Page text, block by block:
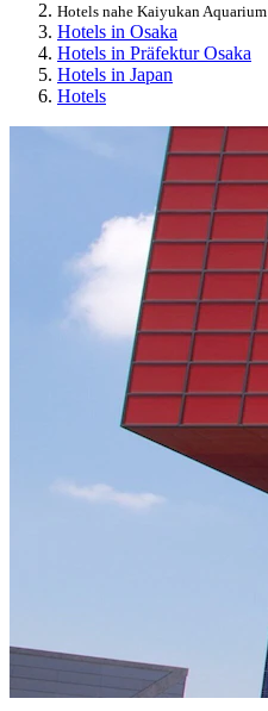
Hotels nahe Kaiyukan Aquarium
Hotels in Osaka
Hotels in Präfektur Osaka
Hotels in Japan
Hotels